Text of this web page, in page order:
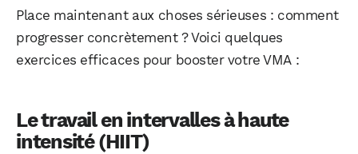
Place maintenant aux choses sérieuses : comment
progresser concrètement ? Voici quelques
exercices efficaces pour booster votre VMA :
Le travail en intervalles à haute
intensité (HIIT)